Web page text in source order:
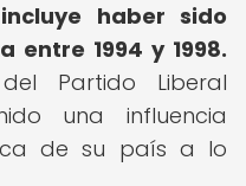
haber sido
entre 1994 y 1998.
Partido Liberal
una influencia
de su país a lo